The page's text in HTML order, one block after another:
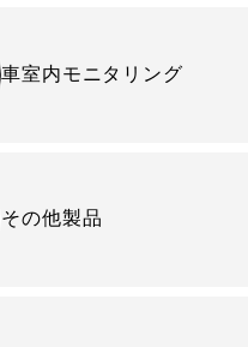
車室内モニタリング
その他製品